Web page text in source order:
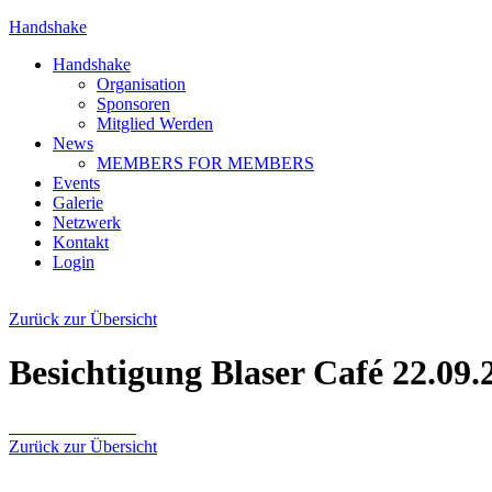
Handshake
Handshake
Organisation
Sponsoren
Mitglied Werden
News
MEMBERS FOR MEMBERS
Events
Galerie
Netzwerk
Kontakt
Login
Zurück zur Übersicht
Besichtigung Blaser Café
Zurück zur Übersicht